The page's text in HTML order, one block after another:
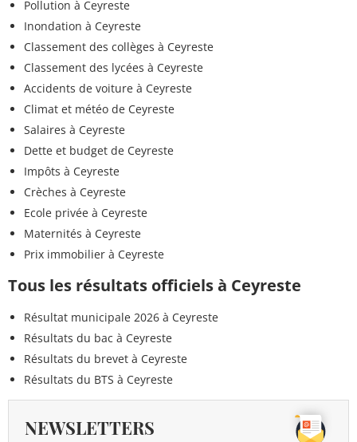
Pollution à Ceyreste
Inondation à Ceyreste
Classement des collèges à Ceyreste
Classement des lycées à Ceyreste
Accidents de voiture à Ceyreste
Climat et météo de Ceyreste
Salaires à Ceyreste
Dette et budget de Ceyreste
Impôts à Ceyreste
Crèches à Ceyreste
Ecole privée à Ceyreste
Maternités à Ceyreste
Prix immobilier à Ceyreste
Tous les résultats officiels à Ceyreste
Résultat municipale 2026 à Ceyreste
Résultats du bac à Ceyreste
Résultats du brevet à Ceyreste
Résultats du BTS à Ceyreste
NEWSLETTERS